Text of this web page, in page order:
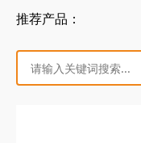
推荐产品：